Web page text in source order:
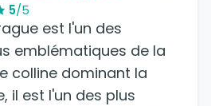
5/5
est l'un des
emblématiques de la
colline dominant la
il est l'un des plus